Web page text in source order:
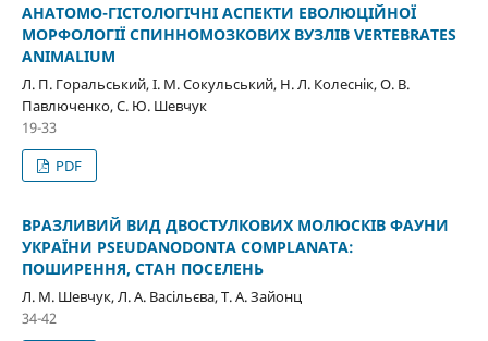
АНАТОМО-ГІСТОЛОГІЧНІ АСПЕКТИ ЕВОЛЮЦІЙНОЇ
МОРФОЛОГІЇ СПИННОМОЗКОВИХ ВУЗЛІВ VERTEBRATES
ANIMALIUM
Л. П. Горальський, І. М. Сокульський, Н. Л. Колеснік, О. В.
Павлюченко, С. Ю. Шевчук
19-33
PDF
ВРАЗЛИВИЙ ВИД ДВОСТУЛКОВИХ МОЛЮСКІВ ФАУНИ
УКРАЇНИ PSEUDANODONTA COMPLANATA:
ПОШИРЕННЯ, СТАН ПОСЕЛЕНЬ
Л. М. Шевчук, Л. А. Васільєва, Т. А. Зайонц
34-42